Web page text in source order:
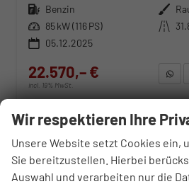
Kraftstoff Benzin Außenfarbe
Leistung 85 kW (116 PS) Kilometerstand
05.12.2025
22.570,– €
incl. 19% MwSt.
Verbrauch kombiniert:5,30 l/
CO2-Emissionen:122,00 g/km
ab 237,– € mtl.
Wir respektieren Ihre
Unsere Website setzt Cookies ein,
Sie bereitzustellen. Hierbei
Auswahl und verarbeiten nur die